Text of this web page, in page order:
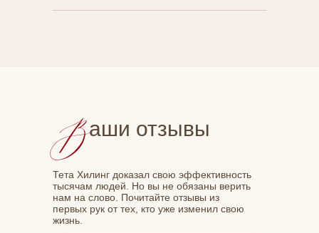
аши отзывы
Тета Хилинг доказал свою эффективность
тысячам людей. Но вы не обязаны верить
нам на слово. Почитайте отзывы из
первых рук от тех, кто уже изменил свою
жизнь.